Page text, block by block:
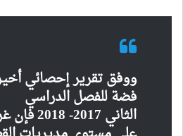
ووفق تقرير إحصائي
فضة للفصل الدراسي
الثاني